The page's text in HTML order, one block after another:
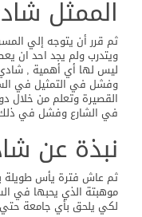
الممثل
ثم قرر أن يتوجه إلي
ويتدرب ولم يجد احد ان
ليس لها أي أهمية ,
وفشل في التمثيل في
القصيرة وتعلم من خلال
في الشارع وفشل في
نبذة عن
ثم عاش فترة يأس
موهبتة الذي يحبها في
لكي يلحق بأي جامعة